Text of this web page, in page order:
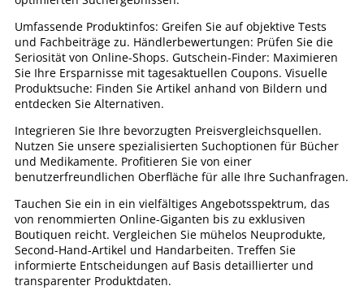
Umfassende Produktinfos: Greifen Sie auf objektive Tests
und Fachbeiträge zu. Händlerbewertungen: Prüfen Sie die
Seriosität von Online-Shops. Gutschein-Finder: Maximieren
Sie Ihre Ersparnisse mit tagesaktuellen Coupons. Visuelle
Produktsuche: Finden Sie Artikel anhand von Bildern und
entdecken Sie Alternativen.
Integrieren Sie Ihre bevorzugten Preisvergleichsquellen.
Nutzen Sie unsere spezialisierten Suchoptionen für Bücher
und Medikamente. Profitieren Sie von einer
benutzerfreundlichen Oberfläche für alle Ihre Suchanfragen.
Tauchen Sie ein in ein vielfältiges Angebotsspektrum, das
von renommierten Online-Giganten bis zu exklusiven
Boutiquen reicht. Vergleichen Sie mühelos Neuprodukte,
Second-Hand-Artikel und Handarbeiten. Treffen Sie
informierte Entscheidungen auf Basis detaillierter und
transparenter Produktdaten.